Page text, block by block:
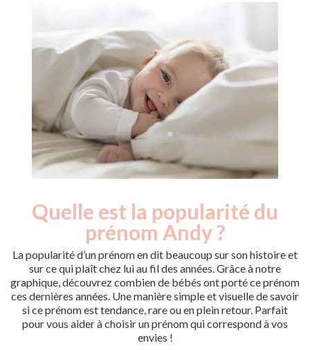
Quelle est la popularité du
prénom Andy ?
La popularité d’un prénom en dit beaucoup sur son histoire et
sur ce qui plaît chez lui au fil des années. Grâce à notre
graphique, découvrez combien de bébés ont porté ce prénom
ces dernières années. Une manière simple et visuelle de savoir
si ce prénom est tendance, rare ou en plein retour. Parfait
pour vous aider à choisir un prénom qui correspond à vos
envies !
Année
Nouveaux-
nés
2010
18
2011
19
2012
15
2013
16
2014
16
2015
7